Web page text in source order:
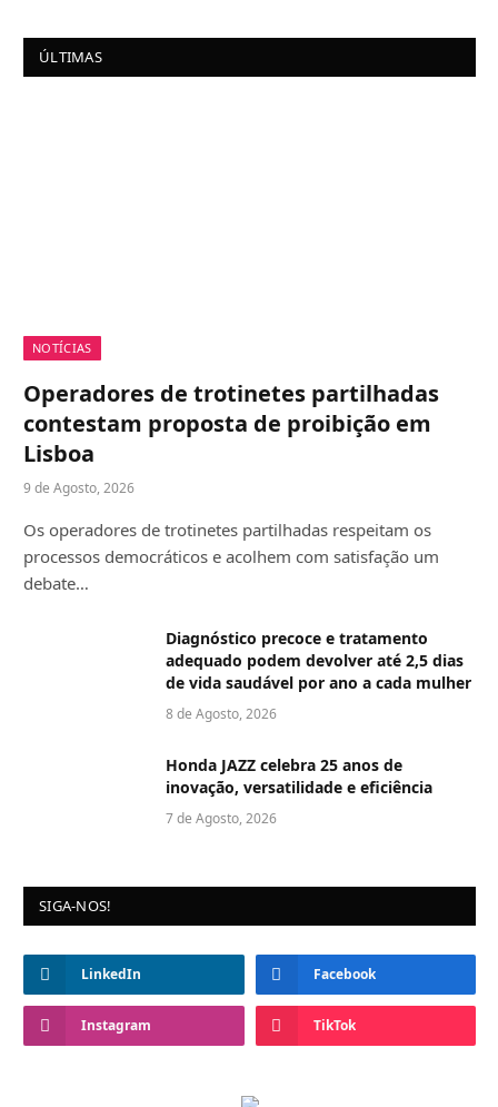
ÚLTIMAS
NOTÍCIAS
Operadores de trotinetes partilhadas
contestam proposta de proibição em
Lisboa
9 de Agosto, 2026
Os operadores de trotinetes partilhadas respeitam os
processos democráticos e acolhem com satisfação um
debate…
Diagnóstico precoce e tratamento
adequado podem devolver até 2,5 dias
de vida saudável por ano a cada mulher
8 de Agosto, 2026
Honda JAZZ celebra 25 anos de
inovação, versatilidade e eficiência
7 de Agosto, 2026
SIGA-NOS!
LinkedIn Facebook
Instagram TikTok